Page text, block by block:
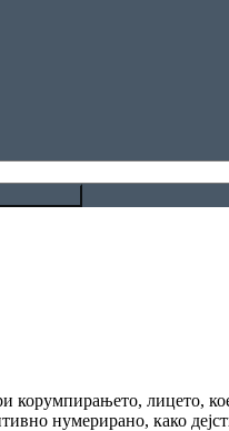
корумпирањето, лицето,
нумерирано, како